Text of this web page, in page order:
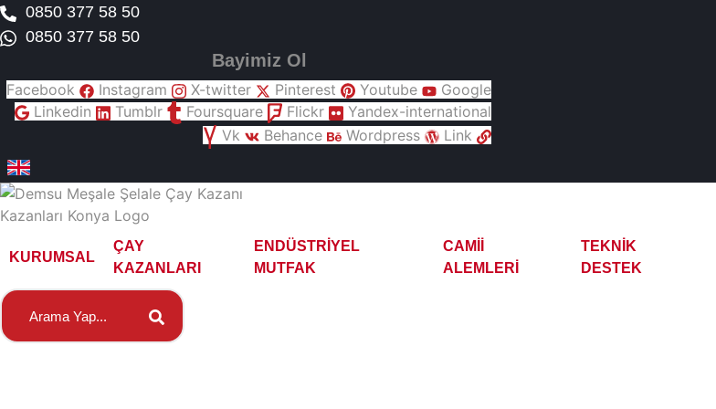
0850 377 58 50
0850 377 58 50
Bayimiz Ol
Facebook Instagram X-twitter Pinterest Youtube
Google
Linkedin
Tumblr Foursquare Flickr
Yandex-international
Vk
Behance Wordpress Link
KURUMSAL
ÇAY
KAZANLARI
ENDÜSTRIYEL
MUTFAK
CAMII
ALEMLERI
TEKNIK
DESTEK
Search